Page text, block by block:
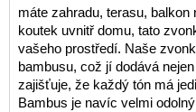
máte zahradu, terasu,
koutek uvnitř domu, tato
vašeho prostředí. Naše
bambusu, což jí dodává
zajišťuje, že každý tón má
Bambus je navíc velmi